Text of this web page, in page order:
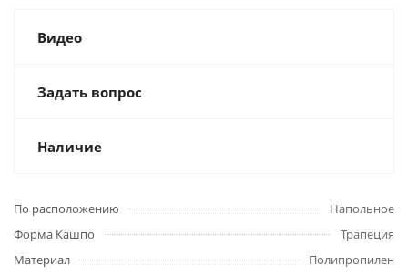
Видео
Задать вопрос
Наличие
По расположению
Напольное
Форма Кашпо
Трапеция
Материал
Полипропилен